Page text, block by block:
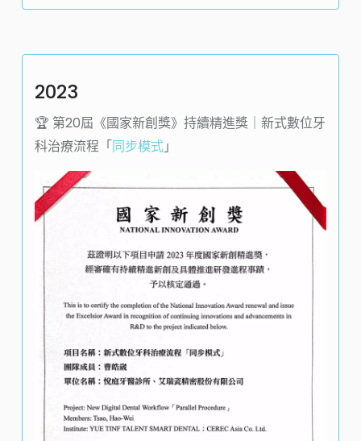
2023
🏆️ 第20屆《國家新創獎》持續精進獎｜新式數位牙
科治療流程「同步模式」